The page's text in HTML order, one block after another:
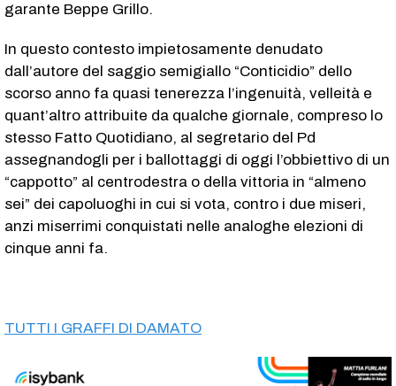
garante Beppe Grillo.
In questo contesto impietosamente denudato
dall’autore del saggio semigiallo “Conticidio” dello
scorso anno fa quasi tenerezza l’ingenuità, velleità e
quant’altro attribuite da qualche giornale, compreso lo
stesso Fatto Quotidiano, al segretario del Pd
assegnandogli per i ballottaggi di oggi l’obbiettivo di un
“cappotto” al centrodestra o della vittoria in “almeno
sei” dei capoluoghi in cui si vota, contro i due miseri,
anzi miserrimi conquistati nelle analoghe elezioni di
cinque anni fa.
TUTTI I GRAFFI DI DAMATO